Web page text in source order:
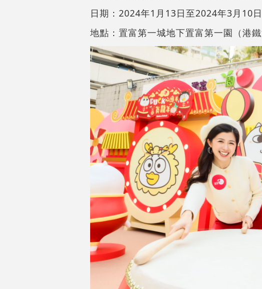
日期：2024年1月13日至2024年3月10日
地點：置富第一城地下置富第一園（港鐵